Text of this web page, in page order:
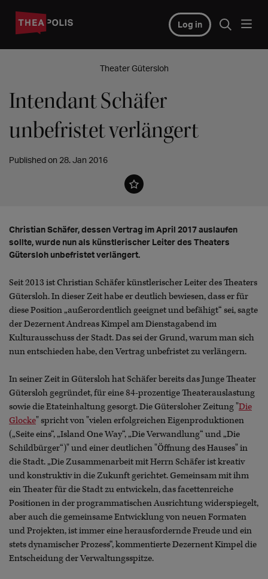
Log in
Theater Gütersloh
Intendant Schäfer
unbefristet verlängert
Published on 28. Jan 2016
Christian Schäfer, dessen Vertrag im April 2017 auslaufen
sollte, wurde nun als künstlerischer Leiter des Theaters
Gütersloh unbefristet verlängert.
Seit 2013 ist Christian Schäfer künstlerischer Leiter des Theaters
Gütersloh. In dieser Zeit habe er deutlich bewiesen, dass er für
diese Position „außerordentlich geeignet und befähigt“ sei, sagte
der Dezernent Andreas Kimpel am Dienstagabend im
Kulturausschuss der Stadt. Das sei der Grund, warum man sich
nun entschieden habe, den Vertrag unbefristet zu verlängern.
In seiner Zeit in Gütersloh hat Schäfer bereits das Junge Theater
Gütersloh gegründet, für eine 84-prozentige Theaterauslastung
sowie die Etateinhaltung gesorgt. Die Gütersloher Zeitung "Die
Glocke" spricht von "vielen erfolgreichen Eigenproduktionen
(„Seite eins“, „Island One Way“, „Die Verwandlung“ und „Die
Schildbürger“)" und einer deutlichen "Öffnung des Hauses" in
die Stadt. „Die Zusammenarbeit mit Herrn Schäfer ist kreativ
und konstruktiv in die Zukunft gerichtet. Gemeinsam mit ihm
ein Theater für die Stadt zu entwickeln, das facettenreiche
Positionen in der programmatischen Ausrichtung widerspiegelt,
aber auch die gemeinsame Entwicklung von neuen Formaten
und Projekten, ist immer eine herausfordernde Freude und ein
stets dynamischer Prozess“, kommentierte Dezernent Kimpel die
Entscheidung der Verwaltungsspitze.